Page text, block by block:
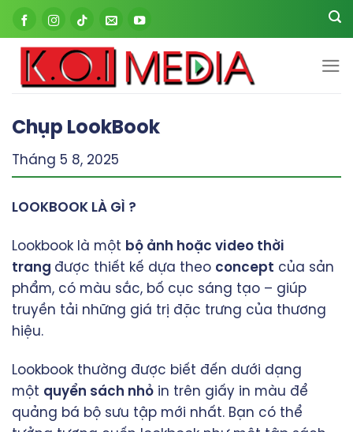
content
Chụp LookBook
Tháng 5 8, 2025
LOOKBOOK LÀ GÌ ?
Lookbook là một bộ ảnh hoặc video thời
trang được thiết kế dựa theo concept của sản
phẩm, có màu sắc, bố cục sáng tạo – giúp
truyền tải những giá trị đặc trưng của thương
hiệu.
Lookbook thường được biết đến dưới dạng
một quyển sách nhỏ in trên giấy in màu để
quảng bá bộ sưu tập mới nhất. Bạn có thể